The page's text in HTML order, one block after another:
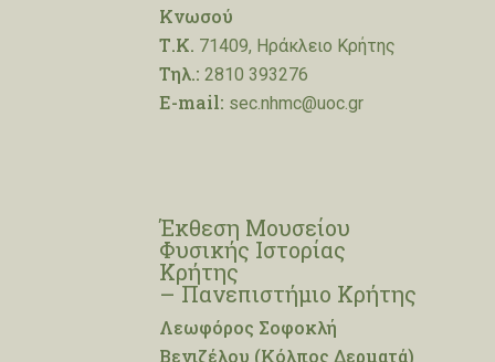
Κνωσού
Τ.Κ. 71409, Ηράκλειο Κρήτης
Τηλ.: 2810 393276
E-mail: sec.nhmc@uoc.gr
Έκθεση Μουσείου
Φυσικής Ιστορίας
Κρήτης
– Πανεπιστήμιο Κρήτης
Λεωφόρος Σοφοκλή
Βενιζέλου (Κόλπος Δερματά)